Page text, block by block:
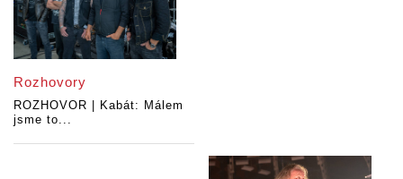
Rozhovory
ROZHOVOR | Kabát: Málem
jsme to...